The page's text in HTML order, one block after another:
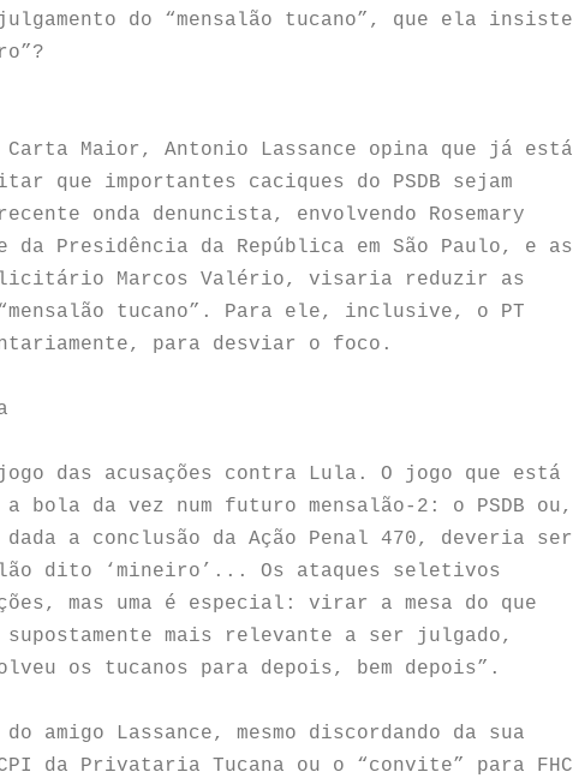
do “mensalão tucano”, que ela insiste
Maior, Antonio Lassance opina que já está
que importantes caciques do PSDB sejam
onda denuncista, envolvendo Rosemary
da Presidência da República em São Paulo, e as
Marcos Valério, visaria reduzir as
tucano”. Para ele, inclusive, o PT
para desviar o foco.
das acusações contra Lula. O jogo que está
bola da vez num futuro mensalão-2: o PSDB ou,
a conclusão da Ação Penal 470, deveria ser
dito ‘mineiro’... Os ataques seletivos
mas uma é especial: virar a mesa do que
mais relevante a ser julgado,
os tucanos para depois, bem depois”.
amigo Lassance, mesmo discordando da sua
da Privataria Tucana ou o “convite” para FHC